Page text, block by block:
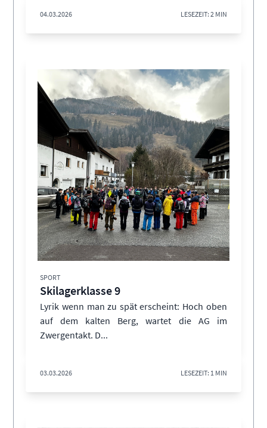
04.03.2026 LESEZEIT: 2 MIN
SPORT
Skilagerklasse 9
Lyrik wenn man zu spät erscheint: Hoch oben
auf dem kalten Berg, wartet die AG im
Zwergentakt. D...
03.03.2026 LESEZEIT: 1 MIN